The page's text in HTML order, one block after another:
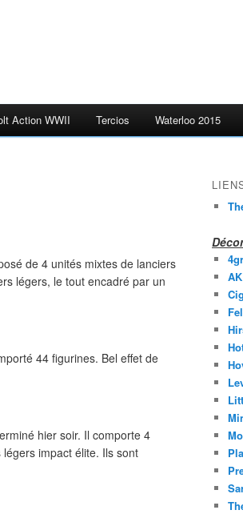
Action WWII Tercios Waterloo 2015
de 4 unités mixtes de lanciers
légers, le tout encadré par un
44 figurines. Bel effet de
hier soir. Il comporte 4
impact élite. Ils sont